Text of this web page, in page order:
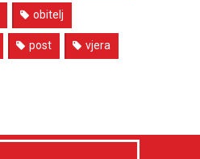
obitelj
post vjera